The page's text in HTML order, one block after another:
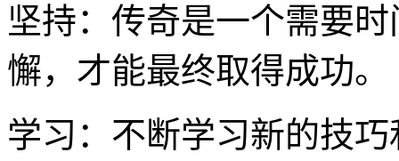
坚持：传奇是一个需要
懈，才能最终取得成功。
学习：不断学习新的技